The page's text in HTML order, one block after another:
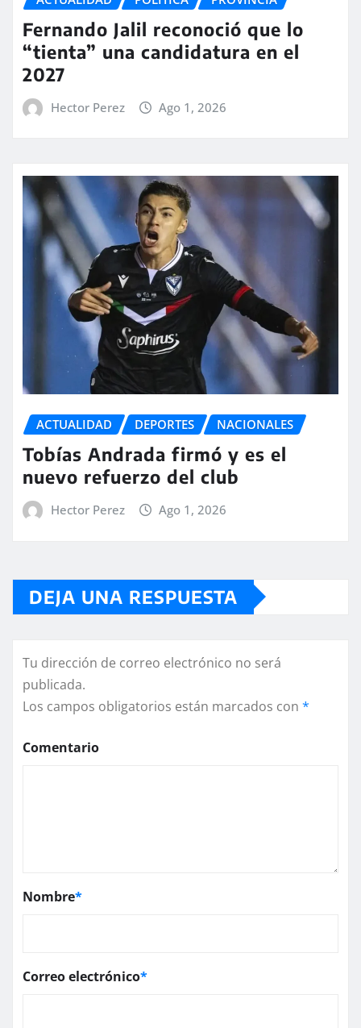
Fernando Jalil reconoció que lo
“tienta” una candidatura en el
2027
Hector Perez Ago 1, 2026
ACTUALIDAD DEPORTES NACIONALES
Tobías Andrada firmó y es el
nuevo refuerzo del club
Hector Perez Ago 1, 2026
DEJA UNA RESPUESTA
Tu dirección de correo electrónico no será
publicada.
Los campos obligatorios están marcados con *
Comentario
Nombre*
Correo electrónico*